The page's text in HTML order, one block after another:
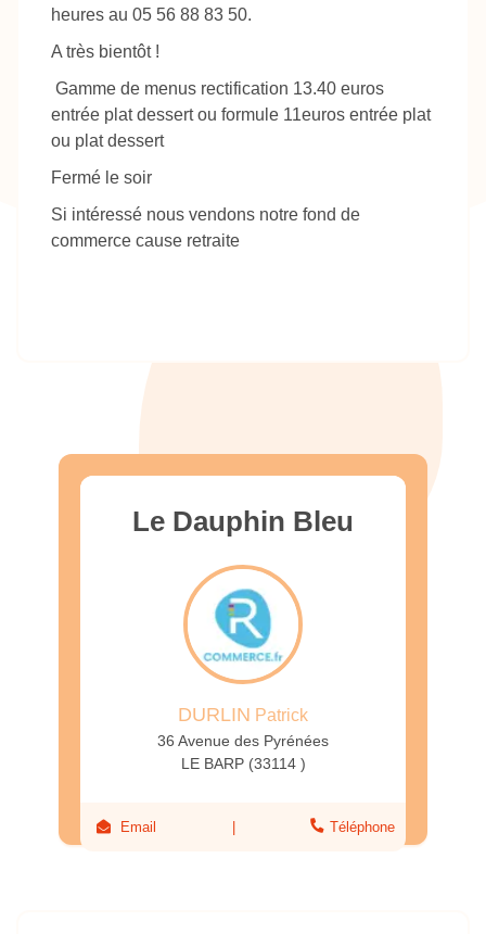
heures au 05 56 88 83 50.
A très bientôt !
Gamme de menus rectification 13.40 euros
entrée plat dessert ou formule 11euros entrée plat
ou plat dessert
Fermé le soir
Si intéressé nous vendons notre fond de
commerce cause retraite
Le Dauphin Bleu
DURLIN Patrick
36 Avenue des Pyrénées
LE BARP (33114 )
Email Téléphone